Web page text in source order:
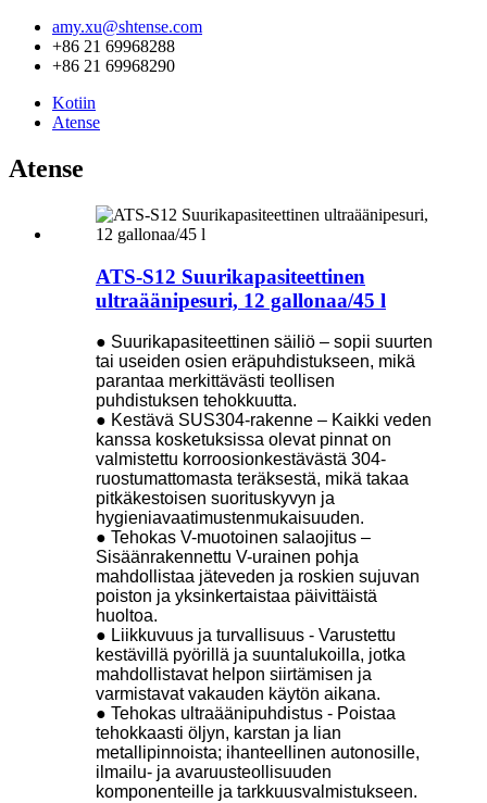
amy.xu@shtense.com
+86 21 69968288
+86 21 69968290
Kotiin
Atense
Atense
ATS-S12 Suurikapasiteettinen
ultraäänipesuri, 12 gallonaa/45 l
● Suurikapasiteettinen säiliö – sopii suurten
tai useiden osien eräpuhdistukseen, mikä
parantaa merkittävästi teollisen
puhdistuksen tehokkuutta.
● Kestävä SUS304-rakenne – Kaikki veden
kanssa kosketuksissa olevat pinnat on
valmistettu korroosionkestävästä 304-
ruostumattomasta teräksestä, mikä takaa
pitkäkestoisen suorituskyvyn ja
hygieniavaatimustenmukaisuuden.
● Tehokas V-muotoinen salaojitus –
Sisäänrakennettu V-urainen pohja
mahdollistaa jäteveden ja roskien sujuvan
poiston ja yksinkertaistaa päivittäistä
huoltoa.
● Liikkuvuus ja turvallisuus - Varustettu
kestävillä pyörillä ja suuntalukoilla, jotka
mahdollistavat helpon siirtämisen ja
varmistavat vakauden käytön aikana.
● Tehokas ultraäänipuhdistus - Poistaa
tehokkaasti öljyn, karstan ja lian
metallipinnoista; ihanteellinen autonosille,
ilmailu- ja avaruusteollisuuden
komponenteille ja tarkkuusvalmistukseen.